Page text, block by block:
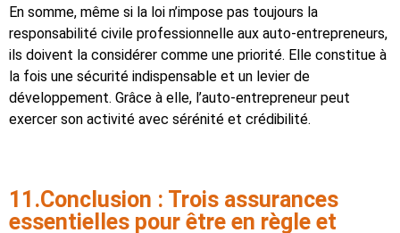
En somme, même si la loi n’impose pas toujours la
responsabilité civile professionnelle aux auto-entrepreneurs,
ils doivent la considérer comme une priorité. Elle constitue à
la fois une sécurité indispensable et un levier de
développement. Grâce à elle, l’auto-entrepreneur peut
exercer son activité avec sérénité et crédibilité.
11.Conclusion : Trois assurances
essentielles pour être en règle et